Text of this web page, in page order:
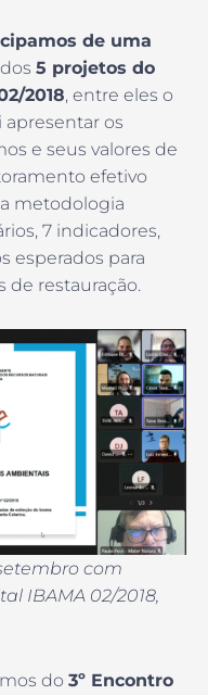
de uma
5 projetos do
2018, entre eles o
apresentar os
e seus valores de
efetivo
metodologia
7 indicadores,
esperados para
de restauração.
com
IBAMA 02/2018,
do 3º Encontro